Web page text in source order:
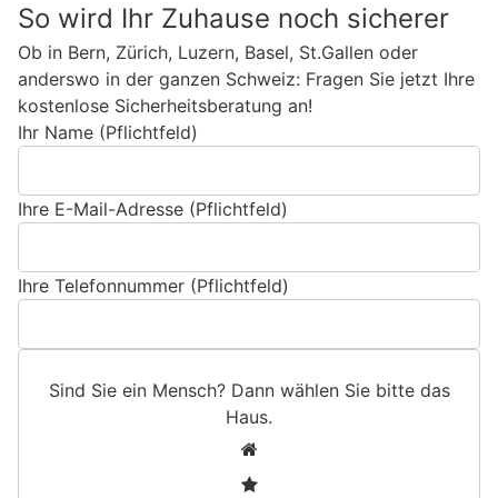
So wird Ihr Zuhause noch sicherer
Ob in Bern, Zürich, Luzern, Basel, St.Gallen oder
anderswo in der ganzen Schweiz: Fragen Sie jetzt Ihre
kostenlose Sicherheitsberatung an!
Ihr Name (Pflichtfeld)
Ihre E-Mail-Adresse (Pflichtfeld)
Ihre Telefonnummer (Pflichtfeld)
Sind Sie ein Mensch? Dann wählen Sie bitte das
Haus.